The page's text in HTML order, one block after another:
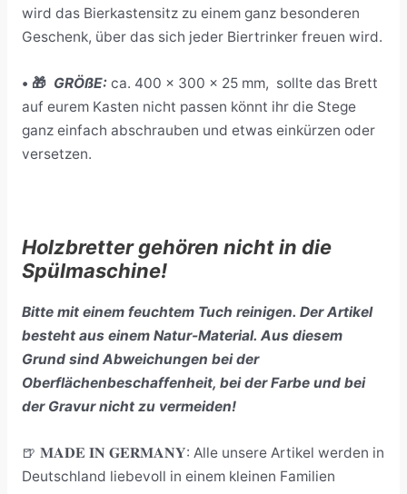
wird das Bierkastensitz zu einem ganz besonderen
Geschenk, über das sich jeder Biertrinker freuen wird.
• 🎁 GRÖßE: ca. 400 x 300 x 25 mm, sollte das Brett
auf eurem Kasten nicht passen könnt ihr die Stege
ganz einfach abschrauben und etwas einkürzen oder
versetzen.
Holzbretter gehören nicht in die
Spülmaschine!
Bitte mit einem feuchtem Tuch reinigen. Der Artikel
besteht aus einem Natur-Material. Aus diesem
Grund sind Abweichungen bei der
Oberflächenbeschaffenheit, bei der Farbe und bei
der Gravur nicht zu vermeiden!
🍺 𝐌𝐀𝐃𝐄 𝐈𝐍 𝐆𝐄𝐑𝐌𝐀𝐍𝐘: Alle unsere Artikel werden in
Deutschland liebevoll in einem kleinen Familien